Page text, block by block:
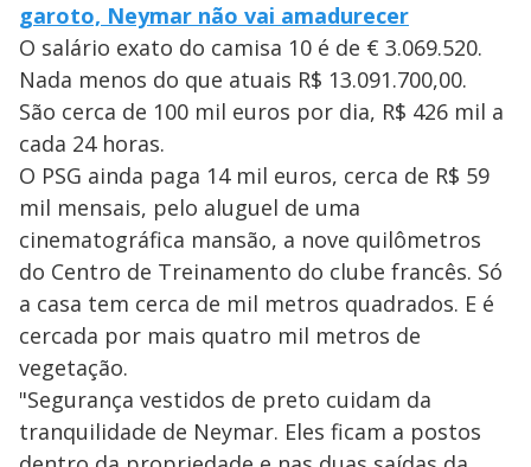
garoto, Neymar não vai amadurecer
O salário exato do camisa 10 é de € 3.069.520.
Nada menos do que atuais R$ 13.091.700,00.
São cerca de 100 mil euros por dia, R$ 426 mil a
cada 24 horas.
O PSG ainda paga 14 mil euros, cerca de R$ 59
mil mensais, pelo aluguel de uma
cinematográfica mansão, a nove quilômetros
do Centro de Treinamento do clube francês. Só
a casa tem cerca de mil metros quadrados. E é
cercada por mais quatro mil metros de
vegetação.
"Segurança vestidos de preto cuidam da
tranquilidade de Neymar. Eles ficam a postos